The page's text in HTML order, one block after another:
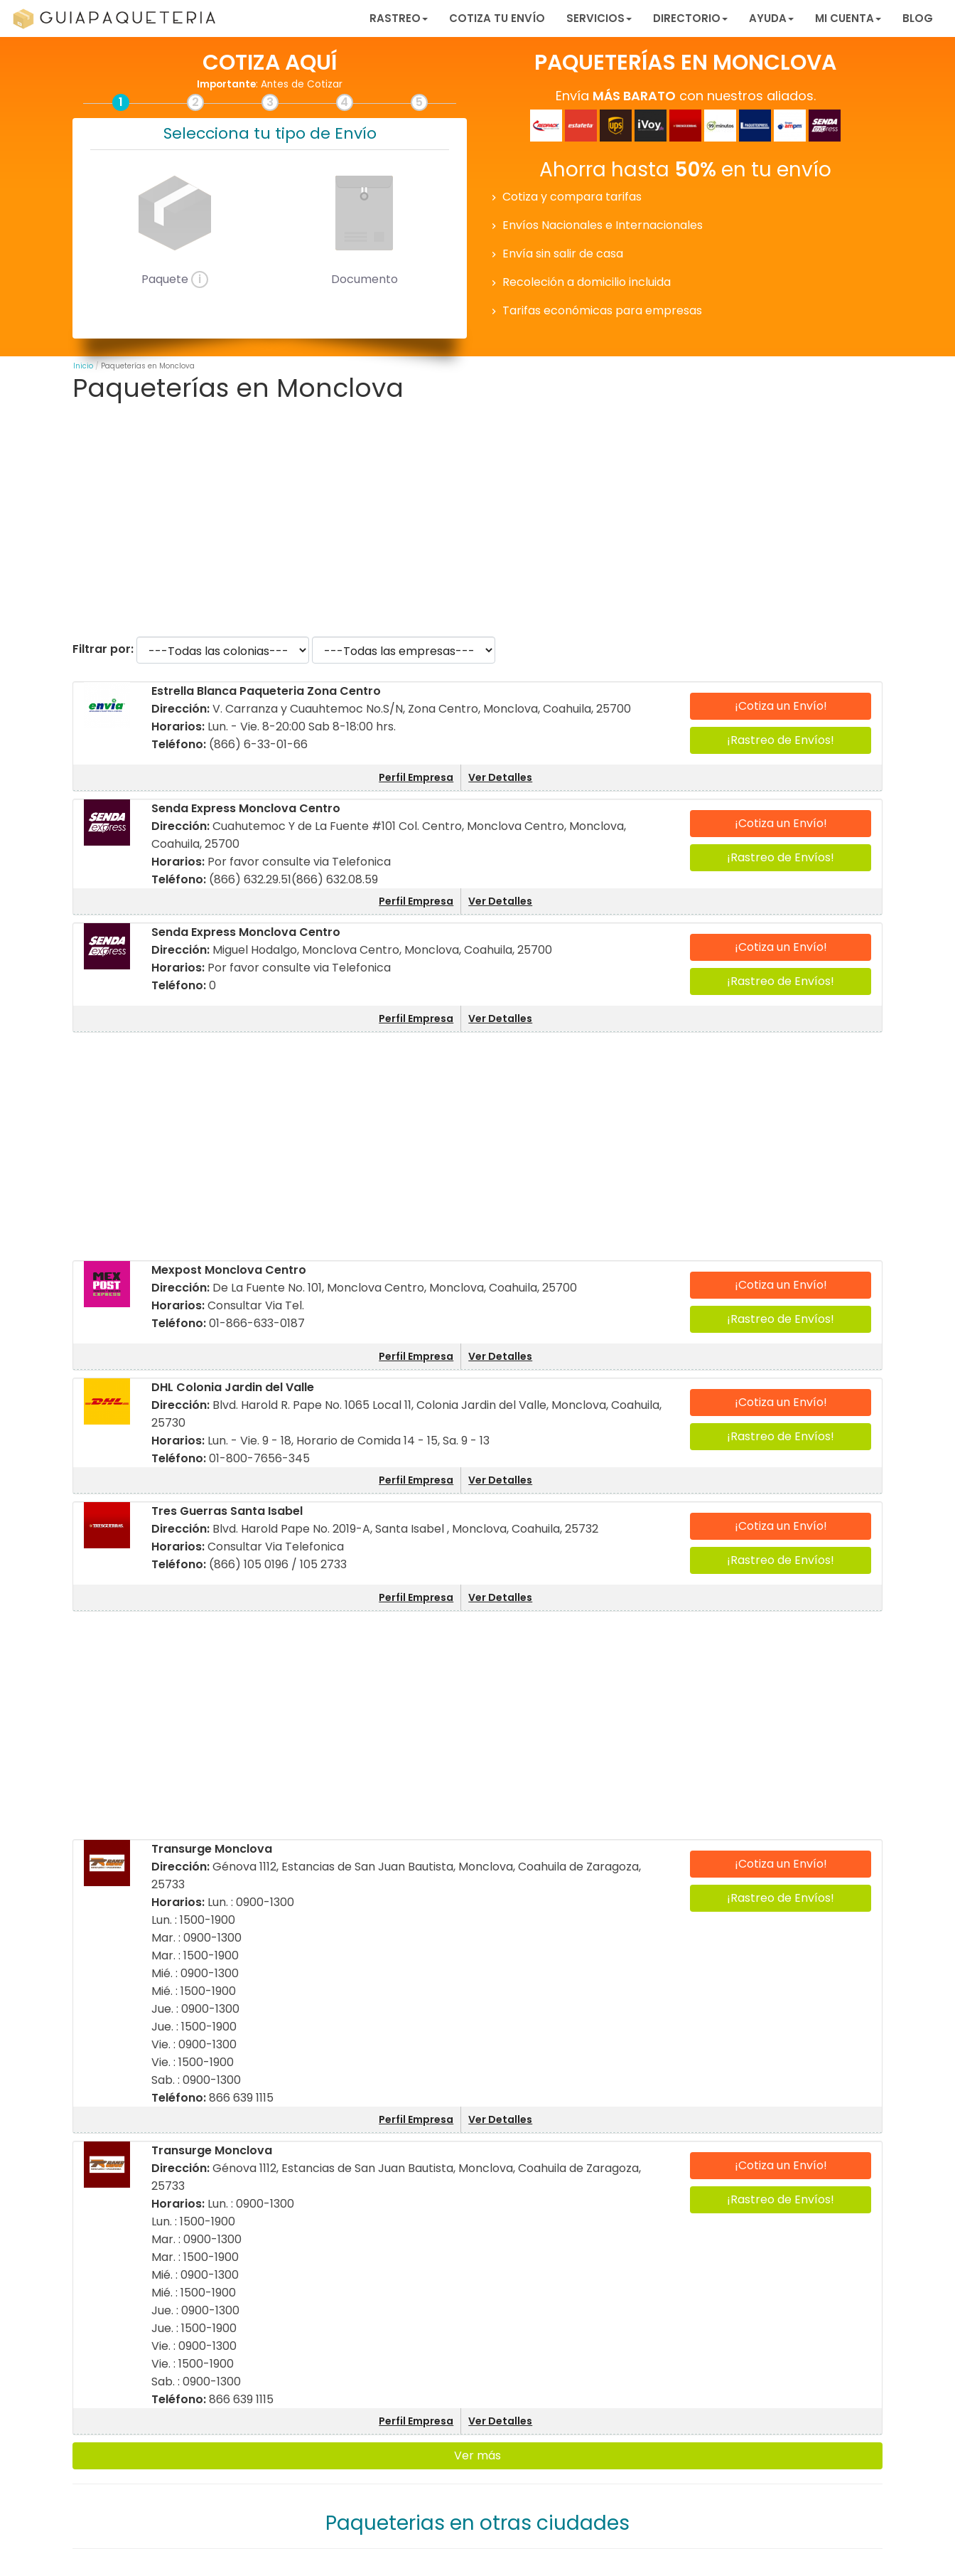
RASTREO COTIZA TU ENVÍO SERVICIOS DIRECTORIO AYUDA MI CUENTA BLOG
COTIZA AQUÍ
Importante: Antes de Cotizar
1 2 3 4 5
Selecciona tu tipo de Envío
Paquete i Documento
PAQUETERÍAS EN MONCLOVA
Envía MÁS BARATO con nuestros aliados.
Ahorra hasta 50% en tu envío
Cotiza y compara tarifas
Envíos Nacionales e Internacionales
Envía sin salir de casa
Recoleción a domicilio incluida
Tarifas económicas para empresas
Inicio Paqueterías en Monclova
Paqueterías en Monclova
Filtrar por:
Estrella Blanca Paqueteria Zona Centro
Dirección:V. Carranza y Cuauhtemoc No.S/N, Zona Centro, Monclova, Coahuila, 25700
Horarios: Lun. - Vie. 8-20:00 Sab 8-18:00 hrs.
Teléfono: (866) 6-33-01-66
¡Cotiza un Envío!
¡Rastreo de Envíos!
Perfil Empresa Ver Detalles
Senda Express Monclova Centro
Dirección:Cuahutemoc Y de La Fuente #101 Col. Centro, Monclova Centro, Monclova,
Coahuila, 25700
Horarios: Por favor consulte via Telefonica
Teléfono: (866) 632.29.51(866) 632.08.59
¡Cotiza un Envío!
¡Rastreo de Envíos!
Perfil Empresa Ver Detalles
Senda Express Monclova Centro
Dirección: Miguel Hodalgo, Monclova Centro, Monclova, Coahuila, 25700
Horarios: Por favor consulte via Telefonica
Teléfono:0
¡Cotiza un Envío!
¡Rastreo de Envíos!
Perfil Empresa Ver Detalles
Mexpost Monclova Centro
Dirección: De La Fuente No. 101, Monclova Centro, Monclova, Coahuila, 25700
Horarios:Consultar Via Tel.
Teléfono:01-866-633-0187
¡Cotiza un Envío!
¡Rastreo de Envíos!
Perfil Empresa Ver Detalles
DHL Colonia Jardin del Valle
Dirección: Blvd. Harold R. Pape No. 1065 Local 11, Colonia Jardin del Valle, Monclova, Coahuila,
25730
Horarios: Lun. - Vie. 9 - 18, Horario de Comida 14 - 15, Sa. 9 - 13
Teléfono:01-800-7656-345
¡Cotiza un Envío!
¡Rastreo de Envíos!
Perfil Empresa Ver Detalles
Tres Guerras Santa Isabel
Dirección: Blvd. Harold Pape No. 2019-A, Santa Isabel , Monclova, Coahuila, 25732
Horarios:Consultar Via Telefonica
Teléfono: (866) 105 0196 / 105 2733
¡Cotiza un Envío!
¡Rastreo de Envíos!
Perfil Empresa Ver Detalles
Transurge Monclova
Dirección:Génova 1112, Estancias de San Juan Bautista, Monclova, Coahuila de Zaragoza,
25733
Horarios: Lun. : 0900-1300
Lun. : 1500-1900
Mar. : 0900-1300
Mar. : 1500-1900
Mié. : 0900-1300
Mié. : 1500-1900
Jue. : 0900-1300
Jue. : 1500-1900
Vie. : 0900-1300
Vie. : 1500-1900
Sab. : 0900-1300
Teléfono:866 639 1115
¡Cotiza un Envío!
¡Rastreo de Envíos!
Perfil Empresa Ver Detalles
Transurge Monclova
Dirección:Génova 1112, Estancias de San Juan Bautista, Monclova, Coahuila de Zaragoza,
25733
Horarios: Lun. : 0900-1300
Lun. : 1500-1900
Mar. : 0900-1300
Mar. : 1500-1900
Mié. : 0900-1300
Mié. : 1500-1900
Jue. : 0900-1300
Jue. : 1500-1900
Vie. : 0900-1300
Vie. : 1500-1900
Sab. : 0900-1300
Teléfono:866 639 1115
¡Cotiza un Envío!
¡Rastreo de Envíos!
Perfil Empresa Ver Detalles
Ver más
Paqueterias en otras ciudades